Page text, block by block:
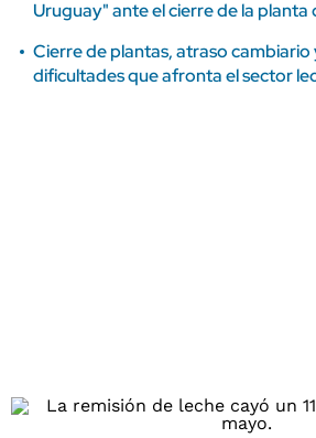
Uruguay" ante el cierre de la
Cierre de plantas, atraso cambiario
dificultades que afronta el sector